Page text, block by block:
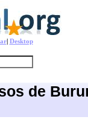
| Desktop
de